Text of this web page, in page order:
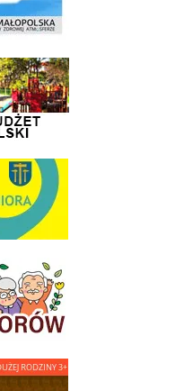
Obywatelski
Seniora
- Wieliczka
Dużej Rodziny